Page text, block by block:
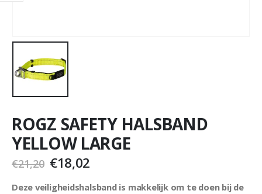
ROGZ SAFETY HALSBAND
YELLOW LARGE
€21,20 €18,02
Deze veiligheidshalsband is makkelijk om te doen bij de